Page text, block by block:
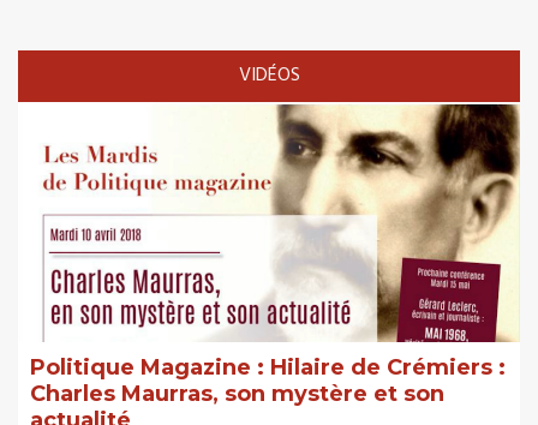
VIDÉOS
Politique Magazine : Hilaire de Crémiers :
Charles Maurras, son mystère et son